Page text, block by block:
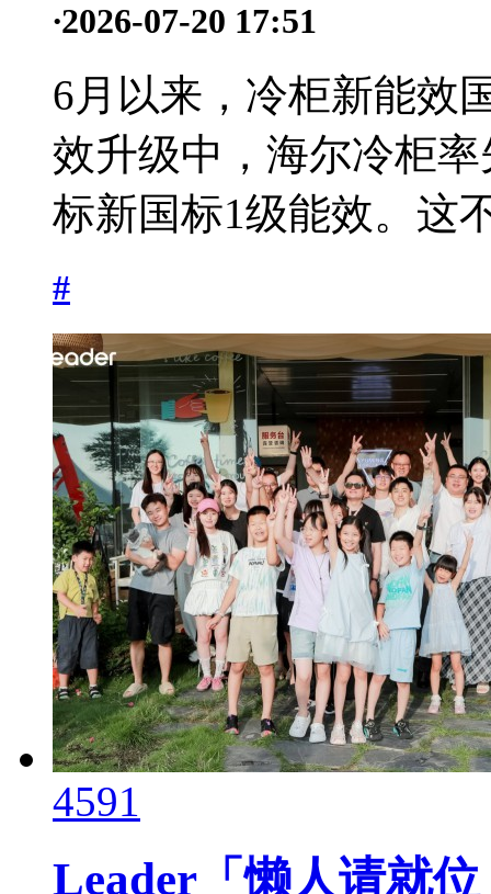
·2026-07-20 17:51
6月以来，冷柜新能效
效升级中，海尔冷柜
标新国标1级能效。这
#
4591
Leader「懒人请就